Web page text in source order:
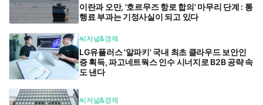
이란과 오만, '호르무즈 항로 합의' 마무리 단계 : 통
행료 부과는 기정사실이 되고 있다
씨저널&경제
LG유플러스 '알파키' 국내 최초 클라우드 보안인
증 획득, 파고네트웍스 인수 시너지로 B2B 공략 속
도 낸다
씨저널&경제